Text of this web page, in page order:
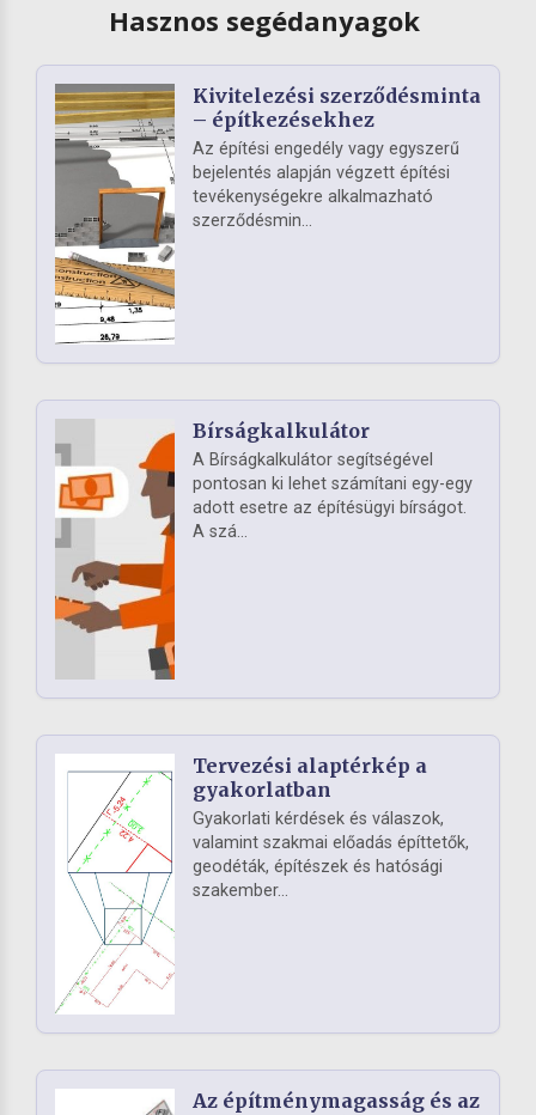
Hasznos segédanyagok
Kivitelezési szerződésminta
– építkezésekhez
Az építési engedély vagy egyszerű
bejelentés alapján végzett építési
tevékenységekre alkalmazható
szerződésmin...
Bírságkalkulátor
A Bírságkalkulátor segítségével
pontosan ki lehet számítani egy-egy
adott esetre az építésügyi bírságot.
A szá...
Tervezési alaptérkép a
gyakorlatban
Gyakorlati kérdések és válaszok,
valamint szakmai előadás építtetők,
geodéták, építészek és hatósági
szakember...
Az építménymagasság és az